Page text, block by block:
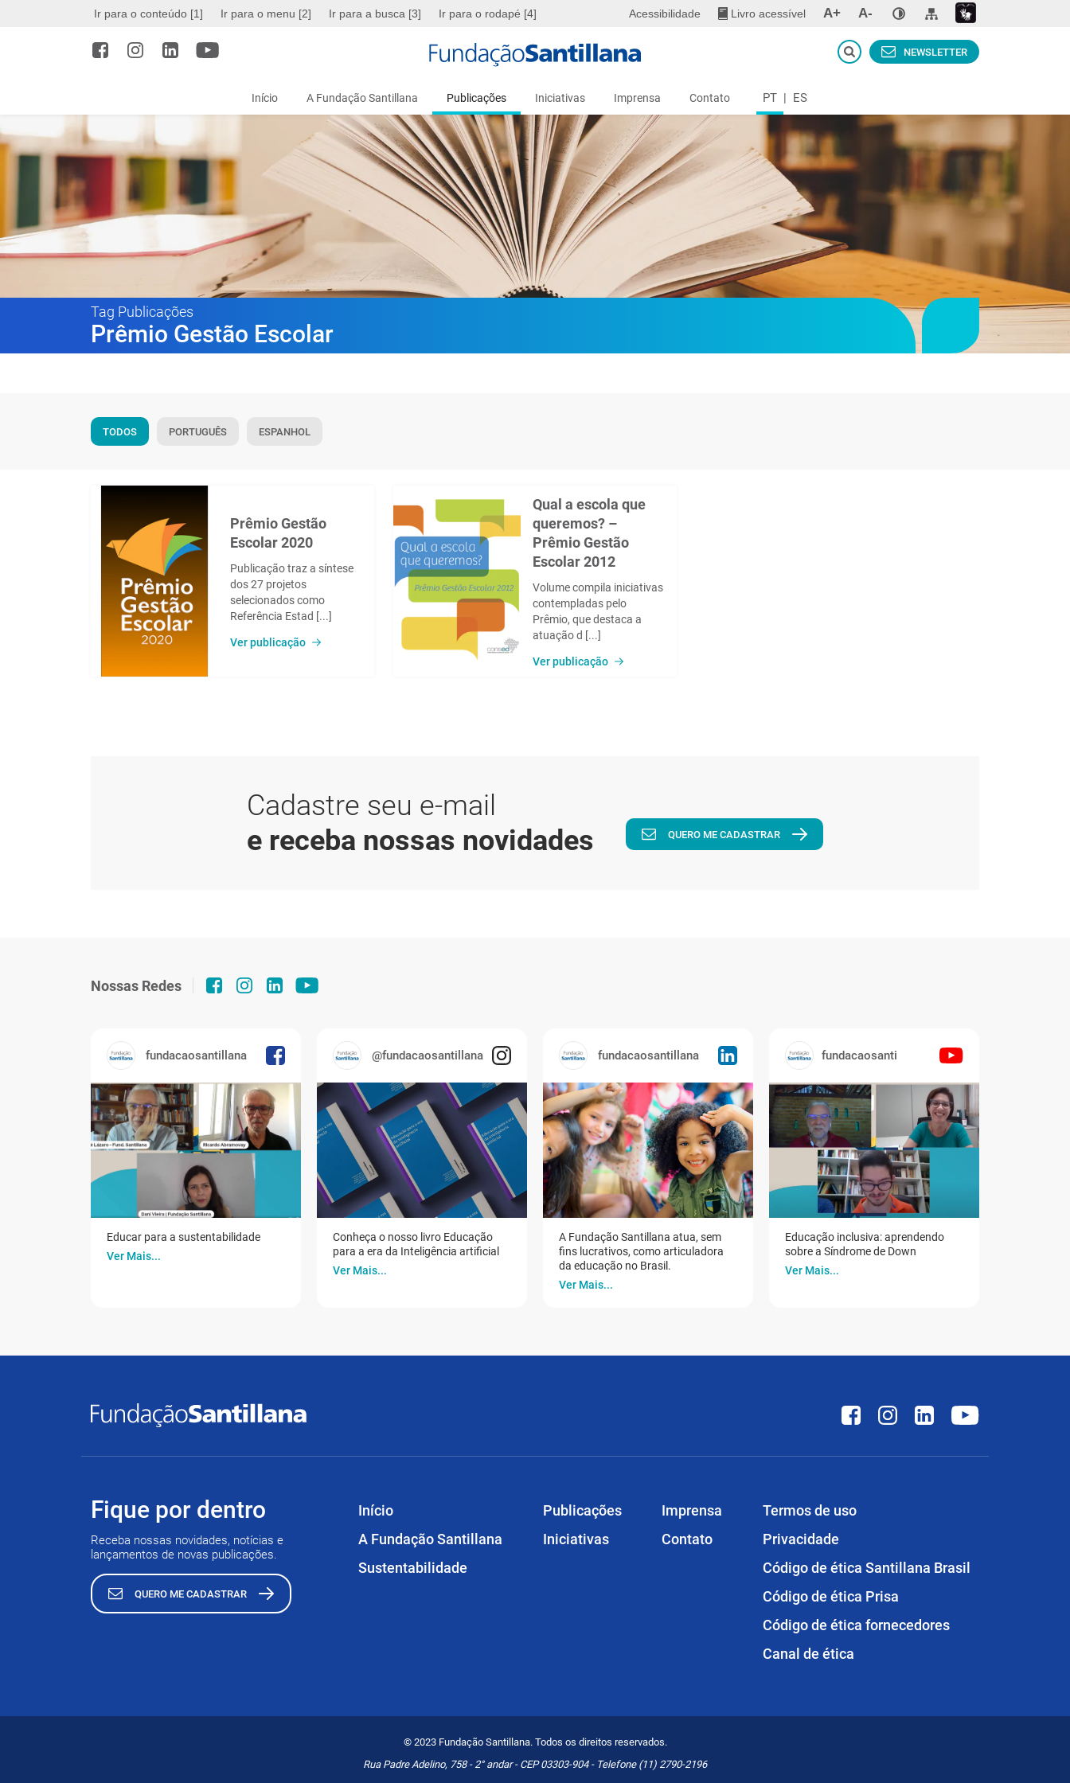
Ir para o conteúdo [1] Ir para o menu [2] Ir para a busca [3] Ir para o rodapé [4] Acessibilidade Livro acessível A+ A-
Início A Fundação Santillana Publicações Iniciativas Imprensa Contato PT | ES
NEWSLETTER
Tag Publicações
Prêmio Gestão Escolar
TODOS PORTUGUÊS ESPANHOL
Prêmio Gestão
Escolar 2020
Publicação traz a síntese
dos 27 projetos
selecionados como
Referência Estad [...]
Ver publicação
Qual a escola que
queremos? –
Prêmio Gestão
Escolar 2012
Volume compila iniciativas
contempladas pelo
Prêmio, que destaca a
atuação d [...]
Ver publicação
Cadastre seu e-mail
e receba nossas novidades
QUERO ME CADASTRAR
Nossas Redes
fundacaosantillana
Educar para a sustentabilidade
Ver Mais...
@fundacaosantillana
Conheça o nosso livro Educação
para a era da Inteligência artificial
Ver Mais...
fundacaosantillana
A Fundação Santillana atua, sem
fins lucrativos, como articuladora
da educação no Brasil.
Ver Mais...
fundacaosanti
Educação inclusiva: aprendendo
sobre a Síndrome de Down
Ver Mais...
Fique por dentro
Receba nossas novidades, notícias e
lançamentos de novas publicações.
QUERO ME CADASTRAR
Início
A Fundação Santillana
Sustentabilidade
Publicações
Iniciativas
Imprensa
Contato
Termos de uso
Privacidade
Código de ética Santillana Brasil
Código de ética Prisa
Código de ética fornecedores
Canal de ética
© 2023 Fundação Santillana. Todos os direitos reservados.
Rua Padre Adelino, 758 - 2° andar - CEP 03303-904 - Telefone (11) 2790-2196